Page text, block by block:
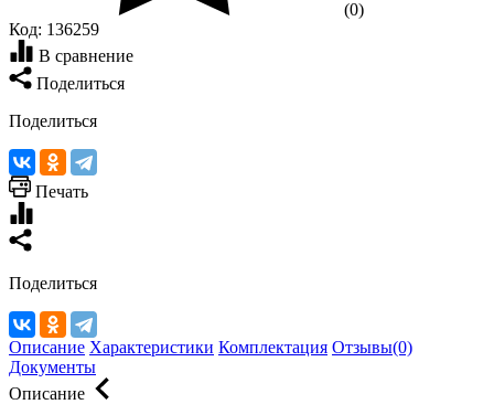
(0)
Код: 136259
В сравнение
Поделиться
Поделиться
Печать
Поделиться
Описание Характеристики Комплектация Отзывы(0)
Документы
Описание